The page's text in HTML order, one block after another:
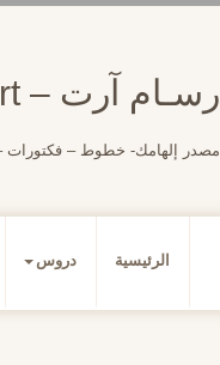
رسـام آرت – rassam art
مصدر إلهامك- خطوط –
الرئيسية دروس